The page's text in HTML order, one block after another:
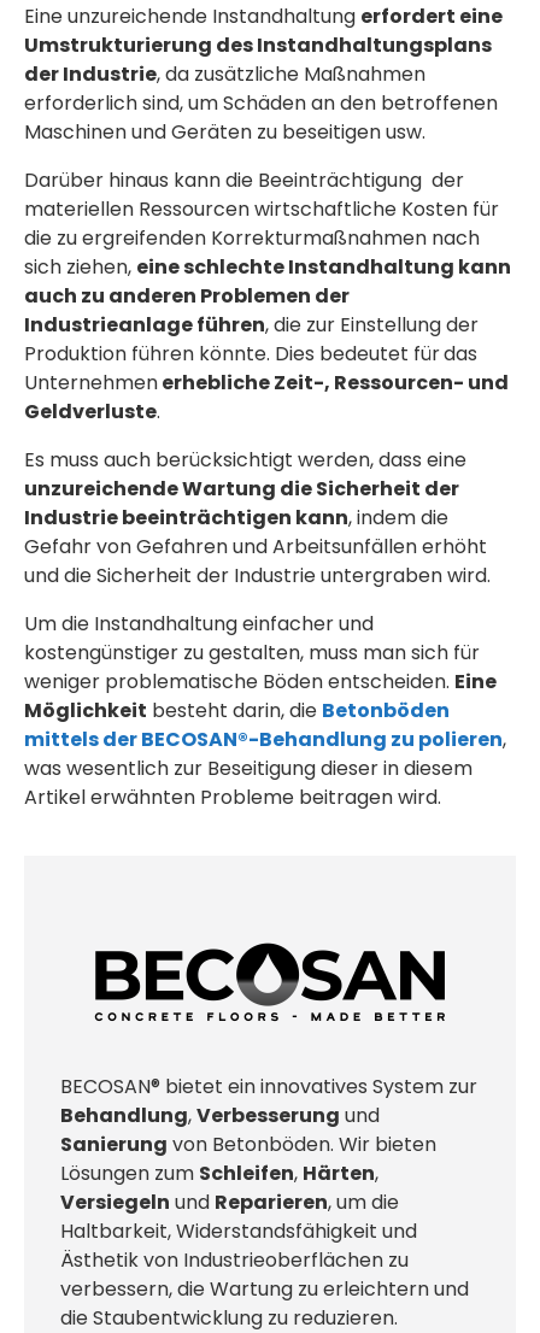
Eine unzureichende Instandhaltung erfordert eine
Umstrukturierung des Instandhaltungsplans
der Industrie, da zusätzliche Maßnahmen
erforderlich sind, um Schäden an den betroffenen
Maschinen und Geräten zu beseitigen usw.
Darüber hinaus kann die Beeinträchtigung der
materiellen Ressourcen wirtschaftliche Kosten für
die zu ergreifenden Korrekturmaßnahmen nach
sich ziehen, eine schlechte Instandhaltung kann
auch zu anderen Problemen der
Industrieanlage führen, die zur Einstellung der
Produktion führen könnte. Dies bedeutet fürdas
Unternehmenerhebliche Zeit-, Ressourcen- und
Geldverluste.
Es muss auch berücksichtigt werden, dass eine
unzureichende Wartung die Sicherheit der
Industrie beeinträchtigen kann, indem die
Gefahr von Gefahren und Arbeitsunfällen erhöht
und die Sicherheit der Industrie untergraben wird.
Um die Instandhaltung einfacher und
kostengünstiger zu gestalten, muss man sich für
weniger problematische Böden entscheiden. Eine
Möglichkeit besteht darin, die Betonböden
mittels der BECOSAN®-Behandlung zu polieren,
was wesentlich zur Beseitigung dieser in diesem
Artikel erwähnten Probleme beitragen wird.
BECOSAN® bietet ein innovatives System zur
Behandlung,Verbesserung und
Sanierung von Betonböden. Wir bieten
Lösungen zum Schleifen, Härten,
Versiegeln und Reparieren, um die
Haltbarkeit, Widerstandsfähigkeit und
Ästhetik von Industrieoberflächen zu
verbessern, die Wartung zu erleichtern und
die Staubentwicklung zu reduzieren.